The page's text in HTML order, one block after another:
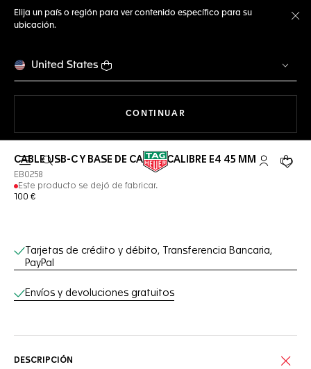
Elija un país o región para ver contenido específico para su
ubicación.
United States
CONTINUAR
Abrir el menú de búsqueda Cuenta Mi
Su
CABLE USB-C Y BASE DE CARGA CALIBRE E4 45 MM
EB0258
Este producto se dejó de fabricar.
100 €
Servicios online
Tarjetas de crédito y débito, Transferencia Bancaria,
PayPal
Envíos y devoluciones gratuitos
DESCRIPCIÓN